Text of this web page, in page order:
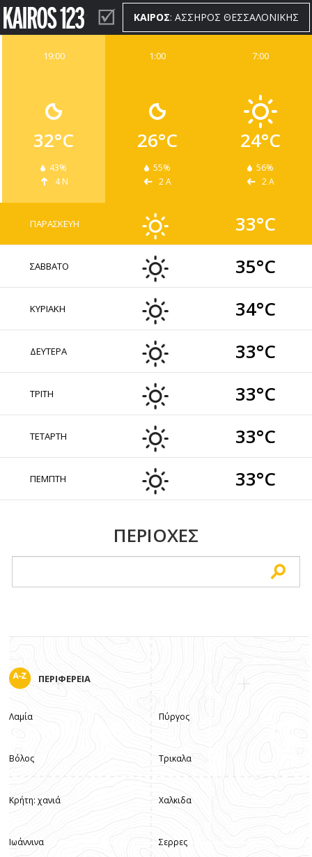
ΚΑΙΡΟΣ: ΑΣΣΗΡΟΣ ΘΕΣΣΑΛΟΝΙΚΗΣ
7:00
24°C
56%
2 Α
1:00
26°C
55%
2 Α
19:00
32°C
43%
4 Ν
ΠΑΡΑΣΚΕΥΗ 33°C
ΣΑΒΒΑΤΟ 35°C
ΚΥΡΙΑΚΗ 34°C
ΔΕΥΤΕΡΑ 33°C
ΤΡΙΤΗ 33°C
ΤΕΤΑΡΤΗ 33°C
ΠΕΜΠΤΗ 33°C
ΠΕΡΙΟΧΕΣ
ΠΕΡΙΦΕΡΕΙΑ
Λαμία
Βόλος
Κρήτη: χανιά
Ιωάννινα
Πύργος
Τρικαλα
Χαλκιδα
Σερρες